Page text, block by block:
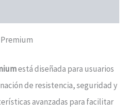
está diseñada para usuarios
de resistencia, seguridad y
avanzadas para facilitar